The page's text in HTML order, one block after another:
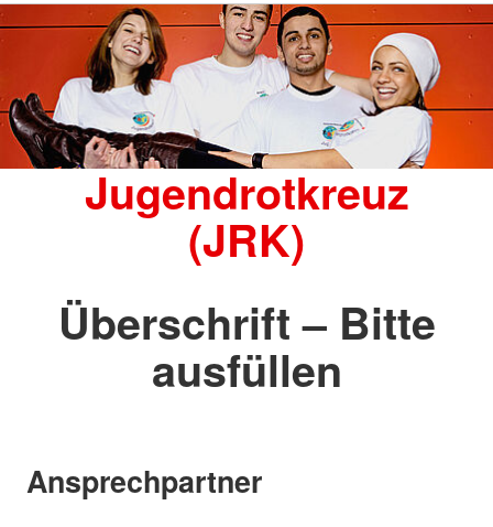
Jugendrotkreuz
(JRK)
Überschrift – Bitte
ausfüllen
Ansprechpartner